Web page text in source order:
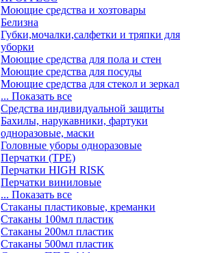
Моющие средства и хозтовары
Белизна
Губки,мочалки,салфетки и тряпки для
уборки
Моющие средства для пола и стен
Моющие средства для посуды
Моющие средства для стекол и зеркал
... Показать все
Средства индивидуальной защиты
Бахилы, нарукавники, фартуки
одноразовые, маски
Головные уборы одноразовые
Перчатки (ТРЕ)
Перчатки HIGH RISK
Перчатки виниловые
... Показать все
Стаканы пластиковые, креманки
Стаканы 100мл пластик
Стаканы 200мл пластик
Стаканы 500мл пластик